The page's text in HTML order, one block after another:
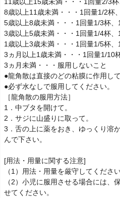
8歳以上11歳未満・・・1回量1/2杯
5歳以上8歳未満・・・1回量1/3杯、
3歳以上5歳未満・・・1回量1/4杯、
1歳以上3歳未満・・・1回量1/5杯
3ヵ月以上1歳未満・・・1回量1/10
3ヵ月未満・・・服用しないこと
●龍角散は直接のどの粘膜に作用し
●必ず水なしで服用してください。
［龍角散の服用方法］
1．中ブタを開けて。
2．サジに山盛りに取って。
3．舌の上に薬をおき、ゆっくり溶
んで下さい。
[用法・用量に関する注意]
（1）用法・用量を厳守してください
（2）小児に服用させる場合には、
せてください。